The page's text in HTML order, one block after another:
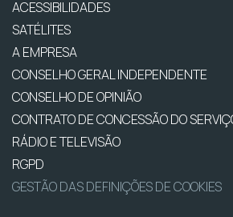
ACESSIBILIDADES
SATÉLITES
A EMPRESA
CONSELHO GERAL INDEPENDENTE
CONSELHO DE OPINIÃO
CONTRATO DE CONCESSÃO DO
RÁDIO E TELEVISÃO
RGPD
GESTÃO DAS DEFINIÇÕES DE COOKIES